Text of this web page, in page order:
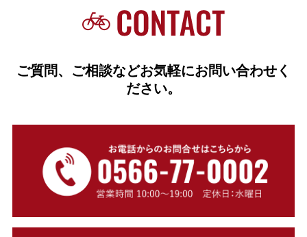
ご質問、ご相談などお気軽にお問い合わせく
ださい。